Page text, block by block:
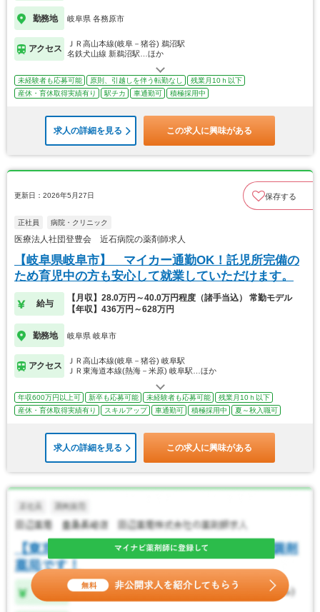
勤務地 岐阜県 各務原市
アクセス
ＪＲ高山本線(岐阜－猪谷) 鵜沼駅
名鉄犬山線 新鵜沼駅…ほか
未経験者も応募可能 原則、引越しを伴う転勤なし
残業月10ｈ以下
産休・育休取得実績有り
駅チカ 車通勤可 積極採用中
求人の詳細を見る この求人に興味がある
更新日：2026年5月27日 保存する
正社員 病院・クリニック
医療法人社団登豊会 近石病院の薬剤師求人
【岐阜県岐阜市】 マイカー通勤OK！託児所完備の
ため育児中の方も安心して就業していただけます。
給与
【月収】28.0万円～40.0万円程度（諸手当込） 常勤モデル
【年収】436万円～628万円
勤務地 岐阜県 岐阜市
アクセス
ＪＲ高山本線(岐阜－猪谷) 岐阜駅
ＪＲ東海道本線(熱海－米原) 岐阜駅…ほか
年収600万円以上可 新卒も応募可能 未経験者も応募可能
残業月10ｈ以下
産休・育休取得実績有り
スキルアップ 車通勤可 積極採用中 夏～秋入職可
求人の詳細を見る この求人に興味がある